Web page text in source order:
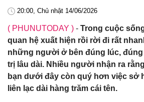
20:00, Chủ nhật 14/06/2026
( PHUNUTODAY ) - Trong cuộc
quan hệ xuất hiện rồi rời đi rất
những người ở bên đúng lúc, đúng
trị lâu dài. Nhiều người nhận ra
bạn dưới đây còn quý hơn việc sở
liên lạc dài hàng trăm cái tên.